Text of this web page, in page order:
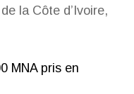
la Côte d’Ivoire,
MNA pris en